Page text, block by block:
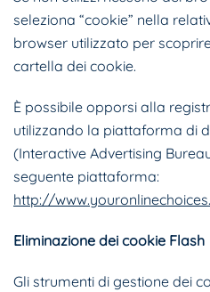
seleziona “cookie” nella
browser utilizzato per
cartella dei cookie.
È possibile opporsi alla
utilizzando la piattaforma di
(Interactive Advertising
seguente piattaforma:
http://
Eliminazione dei cookie Flash
Gli strumenti di gestione dei